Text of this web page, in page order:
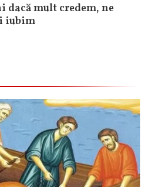
mult credem, ne
iubim